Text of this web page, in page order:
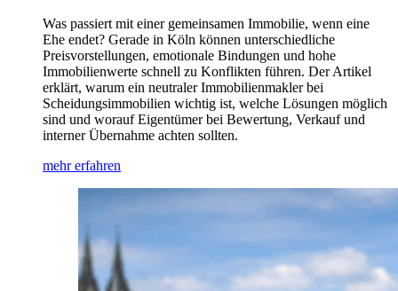
Was passiert mit einer gemeinsamen Immobilie, wenn eine
Ehe endet? Gerade in Köln können unterschiedliche
Preisvorstellungen, emotionale Bindungen und hohe
Immobilienwerte schnell zu Konflikten führen. Der Artikel
erklärt, warum ein neutraler Immobilienmakler bei
Scheidungsimmobilien wichtig ist, welche Lösungen möglich
sind und worauf Eigentümer bei Bewertung, Verkauf und
interner Übernahme achten sollten.
mehr erfahren